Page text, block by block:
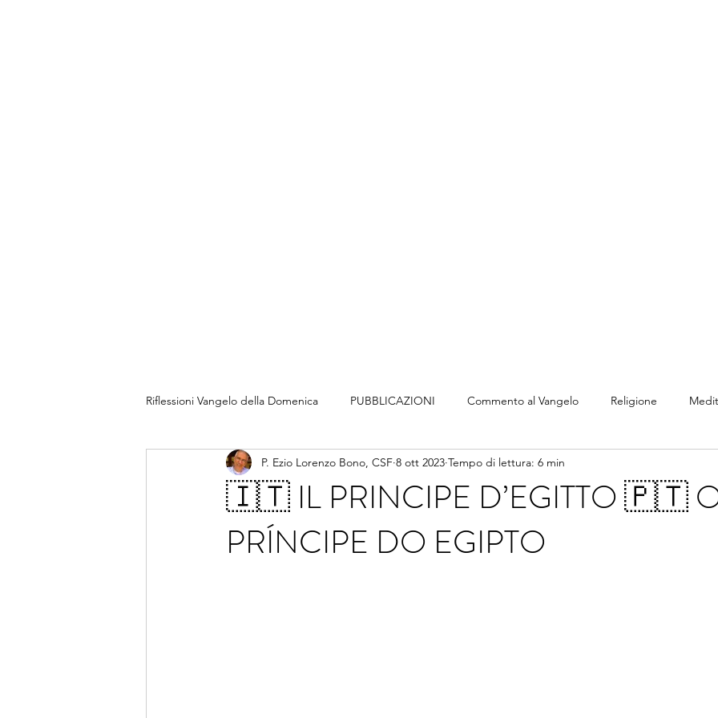
Riflessioni Vangelo della Domenica PUBBLICAZIONI Commento al Vangelo Religione
🇮🇹 IL PRINCIPE D’EGITTO 🇵🇹
PRÍNCIPE DO EGIPTO
P. Ezio Lorenzo Bono, CSF 8 ott 2023 Tempo di lettura: 6 min